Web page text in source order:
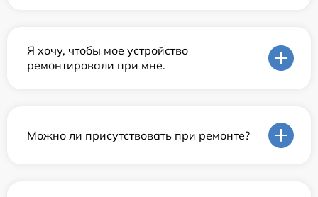
Я хочу, чтобы мое устройство
ремонтировали при мне.
Можно ли присутствовать при ремонте?